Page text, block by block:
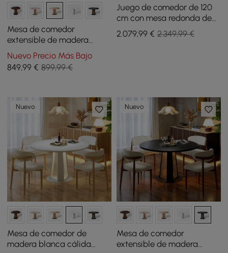
Mesa de comedor
extensible de madera
natural de 91-119 cm con luz
LED, para 2-4 personas
Nuevo Precio Más Bajo
849,99 € 899,99 €
Juego de comedor de 120
cm con mesa redonda de
piedra sinterizada con
imitación de travertino y 4
2.079,99€ 2.349,99 €
Nuevo
Mesa de comedor de
madera blanca cálida
Nuevo
Mesa de comedor
extensible de madera